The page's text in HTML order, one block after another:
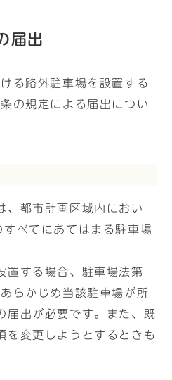
届出
る路外駐車場を設置する
の規定による届出につい
、都市計画区域内におい
べてにあてはまる駐車場
置する場合、駐車場法第
らかじめ当該駐車場が所
届出が必要です。また、既
を変更しようとするときも